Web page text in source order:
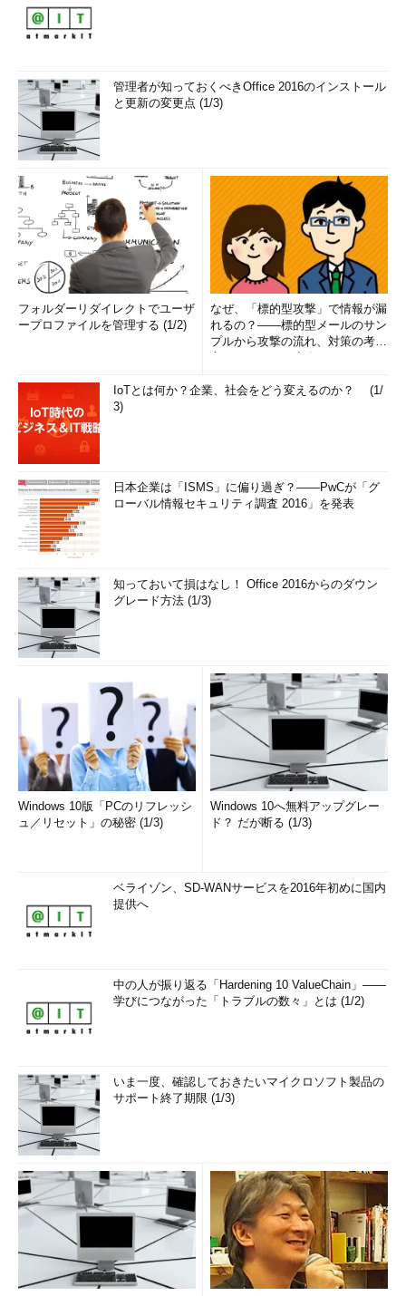
管理者が知っておくべきOffice 2016のインストール
と更新の変更点 (1/3)
フォルダーリダイレクトでユーザ
ープロファイルを管理する (1/2)
なぜ、「標的型攻撃」で情報が漏
れるの？――標的型メールのサン
プルから攻撃の流れ、対策の考え
IoTとは何か？企業、社会をどう変えるのか？ (1/
3)
日本企業は「ISMS」に偏り過ぎ？――PwCが「グ
ローバル情報セキュリティ調査 2016」を発表
知っておいて損はなし！ Office 2016からのダウン
グレード方法 (1/3)
Windows 10版「PCのリフレッシ
ュ／リセット」の秘密 (1/3)
Windows 10へ無料アップグレー
ド？ だが断る (1/3)
ベライゾン、SD-WANサービスを2016年初めに国内
提供へ
中の人が振り返る「Hardening 10 ValueChain」――
学びにつながった「トラブルの数々」とは (1/2)
いま一度、確認しておきたいマイクロソフト製品の
サポート終了期限 (1/3)